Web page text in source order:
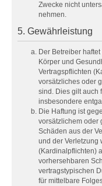
Zwecke nicht
nehmen.
5. Gewährleistung
Der Betreiber
Körper und
Vertragspflichten
vorsätzliches oder
sind. Dies gilt auch
insbesondere
Die Haftung ist
vorsätzlichem oder
Schäden aus der
und der Verletzung
(Kardinalpflichten)
vorhersehbaren
vertragstypischen
für mittelbare